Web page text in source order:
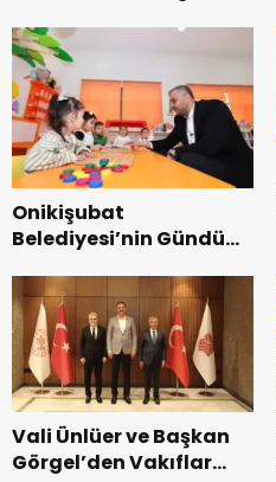
Onikişubat
Belediyesi’nin Gündüz
dönemin ön kayıtları
başladı.
Vali Ünlüer ve Başkan
Görgel’den Vakıflar